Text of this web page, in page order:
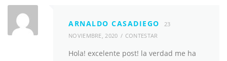
ARNALDO CASADIEGO
23
NOVIEMBRE, 2020
CONTESTAR
Hola! excelente post! la verdad me ha